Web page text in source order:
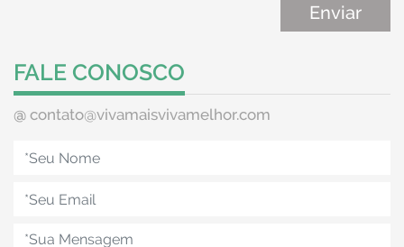
FALE CONOSCO
@ contato@vivamaisvivamelhor.com